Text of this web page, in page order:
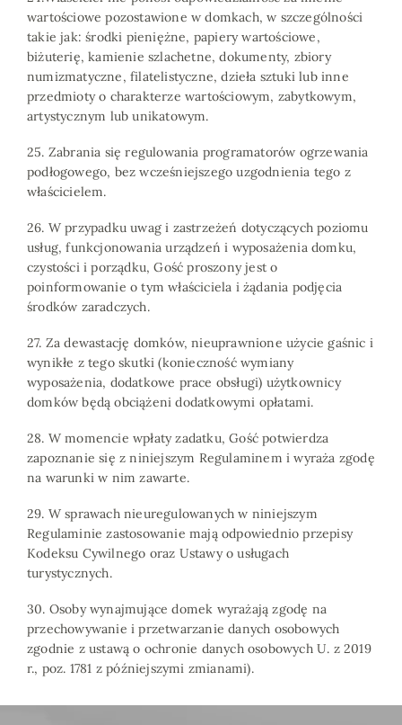
Galeria
Skrzaty
Kontakt
ABC DOMKÓW
wartościowe pozostawione w domkach, w szczególności
takie jak: środki pieniężne, papiery wartościowe,
biżuterię, kamienie szlachetne, dokumenty, zbiory
numizmatyczne, filatelistyczne, dzieła sztuki lub inne
przedmioty o charakterze wartościowym, zabytkowym,
artystycznym lub unikatowym.
25. Zabrania się regulowania programatorów ogrzewania
podłogowego, bez wcześniejszego uzgodnienia tego z
właścicielem.
26. W przypadku uwag i zastrzeżeń dotyczących poziomu
usług, funkcjonowania urządzeń i wyposażenia domku,
czystości i porządku, Gość proszony jest o
poinformowanie o tym właściciela i żądania podjęcia
środków zaradczych.
27. Za dewastację domków, nieuprawnione użycie gaśnic i
wynikłe z tego skutki (konieczność wymiany
wyposażenia, dodatkowe prace obsługi) użytkownicy
domków będą obciążeni dodatkowymi opłatami.
28. W momencie wpłaty zadatku, Gość potwierdza
zapoznanie się z niniejszym Regulaminem i wyraża zgodę
na warunki w nim zawarte.
29. W sprawach nieuregulowanych w niniejszym
Regulaminie zastosowanie mają odpowiednio przepisy
Kodeksu Cywilnego oraz Ustawy o usługach
turystycznych.
30. Osoby wynajmujące domek wyrażają zgodę na
przechowywanie i przetwarzanie danych osobowych
zgodnie z ustawą o ochronie danych osobowych U. z 2019
r., poz. 1781 z późniejszymi zmianami).